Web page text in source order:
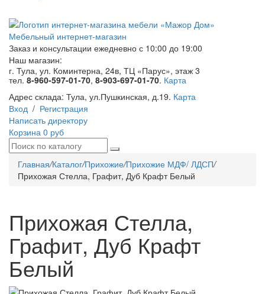
Мебельный интернет-магазин
Заказ и консультации ежедневно с 10:00 до 19:00
Наш магазин:
г. Тула, ул. Коминтерна, 24в, ТЦ «Парус», этаж 3
тел. 8-960-597-01-70, 8-903-697-01-70. Карта
Адрес склада: Тула, ул.Пушкинская, д.19. Карта
Вход / Регистрация
Написать директору
Корзина 0 руб
Главная/Каталог/Прихожие/Прихожие МДФ/ ЛДСП/
Прихожая Стелла, Графит, Дуб Крафт Белый
Прихожая Стелла,
Графит, Дуб Крафт
Белый